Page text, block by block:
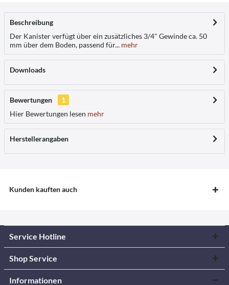
Beschreibung
Der Kanister verfügt über ein zusätzliches 3/4" Gewinde ca. 50
mm über dem Boden, passend für... mehr
Downloads
Bewertungen
1
Hier Bewertungen lesen mehr
Herstellerangaben
Kunden kauften auch
Service Hotline
Shop Service
Informationen